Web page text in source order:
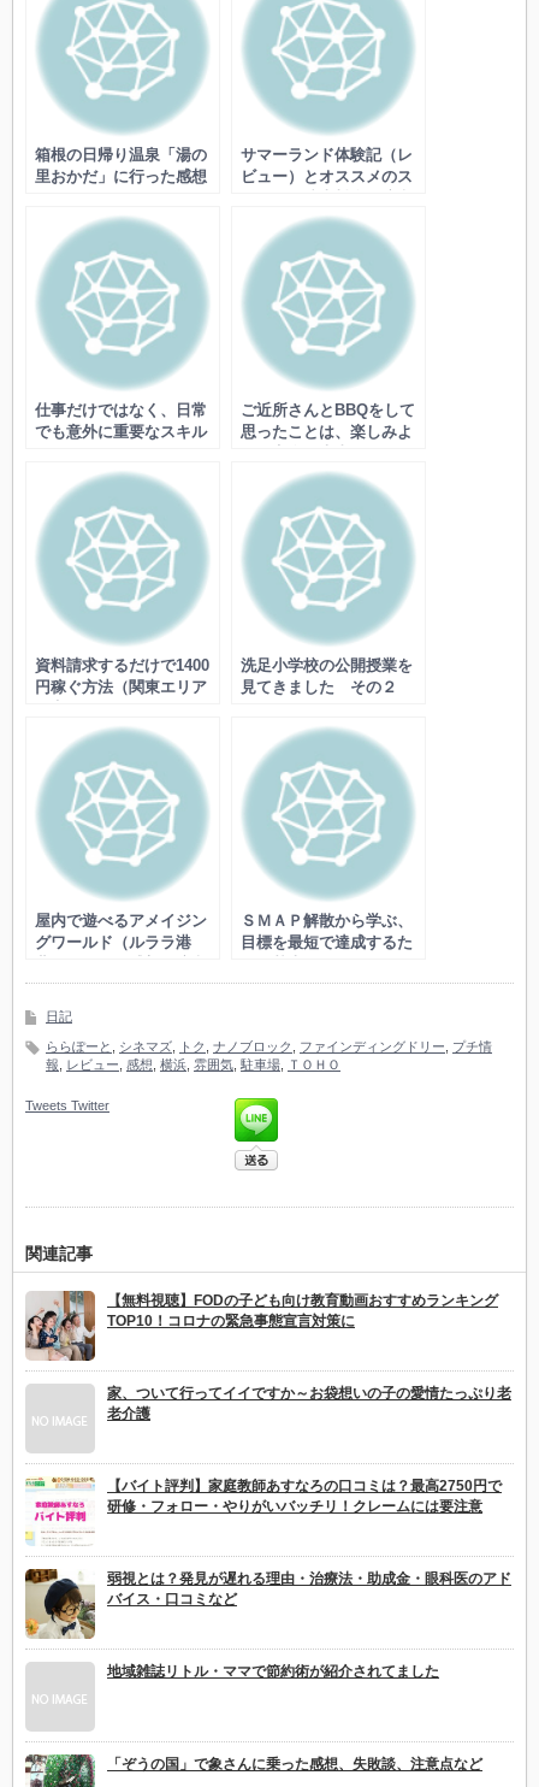
箱根の日帰り温泉「湯の
里おかだ」に行った感想
サマーランド体験記（レ
ビュー）とオススメのス
仕事だけではなく、日常
でも意外に重要なスキル
ご近所さんとBBQをして
思ったことは、楽しみよ
資料請求するだけで1400
円稼ぐ方法（関東エリア
洗足小学校の公開授業を
見てきました その２
屋内で遊べるアメイジン
グワールド（ルララ港
事項
ＳＭＡＰ解散から学ぶ、
目標を最短で達成するた
日記
ららぽーと シネマズ トク ナノブロック ファインディングドリー
プチ情
報
レビュー 感想 横浜 雰囲気 駐車場 ＴＯＨＯ
Tweets Twitter
関連記事
【無料視聴】FODの子ども向け教育動画おすすめランキング
TOP10！コロナの緊急事態宣言対策に
家、ついて行ってイイですか～お袋想いの子の愛情たっぷり老
老介護
【バイト評判】家庭教師あすなろの口コミは？最高2750円で
研修・フォロー・やりがいバッチリ！クレームには要注意
弱視とは？発見が遅れる理由・治療法・助成金・眼科医のアド
バイス・口コミなど
地域雑誌リトル・ママで節約術が紹介されてました
「ぞうの国」で象さんに乗った感想、失敗談、注意点など